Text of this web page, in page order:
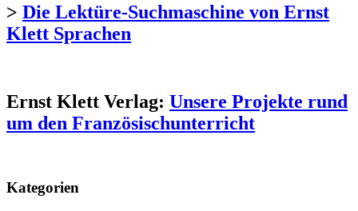
> Die Lektüre-Suchmaschine von Ernst
Klett Sprachen
Ernst Klett Verlag: Unsere Projekte rund
um den Französischunterricht
Kategorien